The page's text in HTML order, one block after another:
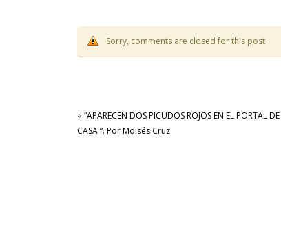
Sorry, comments are closed for this post
« “APARECEN DOS PICUDOS ROJOS EN EL PORTAL
CASA “. Por Moisés Cruz